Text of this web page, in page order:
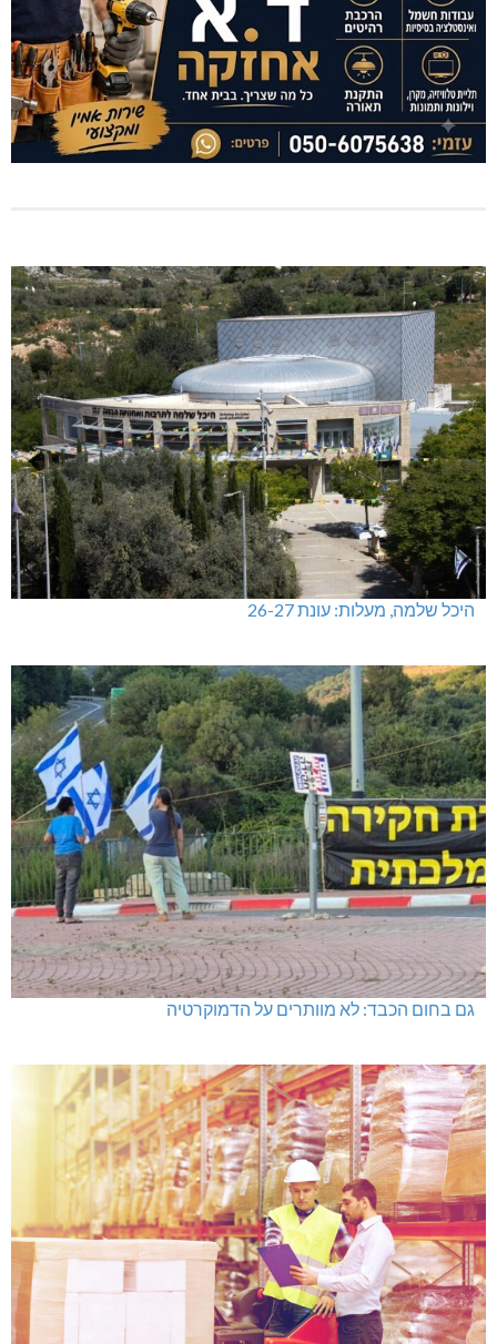
היכל שלמה, מעלות: עונת 26-27
גם בחום הכבד: לא מוותרים על הדמוקרטיה